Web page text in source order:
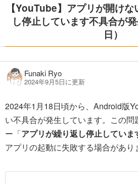
【YouTube】アプリが開け
し停止しています不具合が
日）
Funaki Ryo
2024年9月5日に更新
2024年1月18日頃から、Android版
い不具合が発生しています。この問
ー「アプリが繰り返し停止していま
アプリの起動に失敗する場合があり